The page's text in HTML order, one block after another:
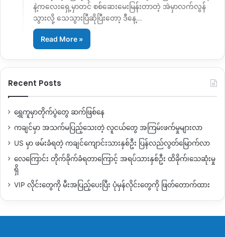
နဲ့ကလေးရှေ့မှာတင် စစ်ဆေးမေးမြန်းတာတဲ့ အဲမှာလက်လွန်
သွားလို့ သေသွားပြီဆိုပြီးတော့ ဒီနေ့…
Read More »
Recent Posts
ရွှေကူမှာတိုက်ပွဲတွေ ဆက်ဖြစ်နေ
ကချင်မှာ အသက်မပြည့်သေးတဲ့ လူငယ်တွေ အကြမ်းဖက်မှုများလာ
US မှာ ဖမ်းခံရတဲ့ ကချင်ကျောင်းသားနှစ်ဦး ပြန်လည်လွတ်မြောက်လာ
လေကြောင်း တိုက်ခိုက်ခံရတာကြောင့် အရပ်သားနှစ်ဦး ထိခိုက်၊သေဆုံးမှု
ရှိ
VIP လိုင်းတွေကို မီးအပြည့်ပေးပြီး ပုံမှန်လိုင်းတွေကို ဖြတ်တောက်ထား